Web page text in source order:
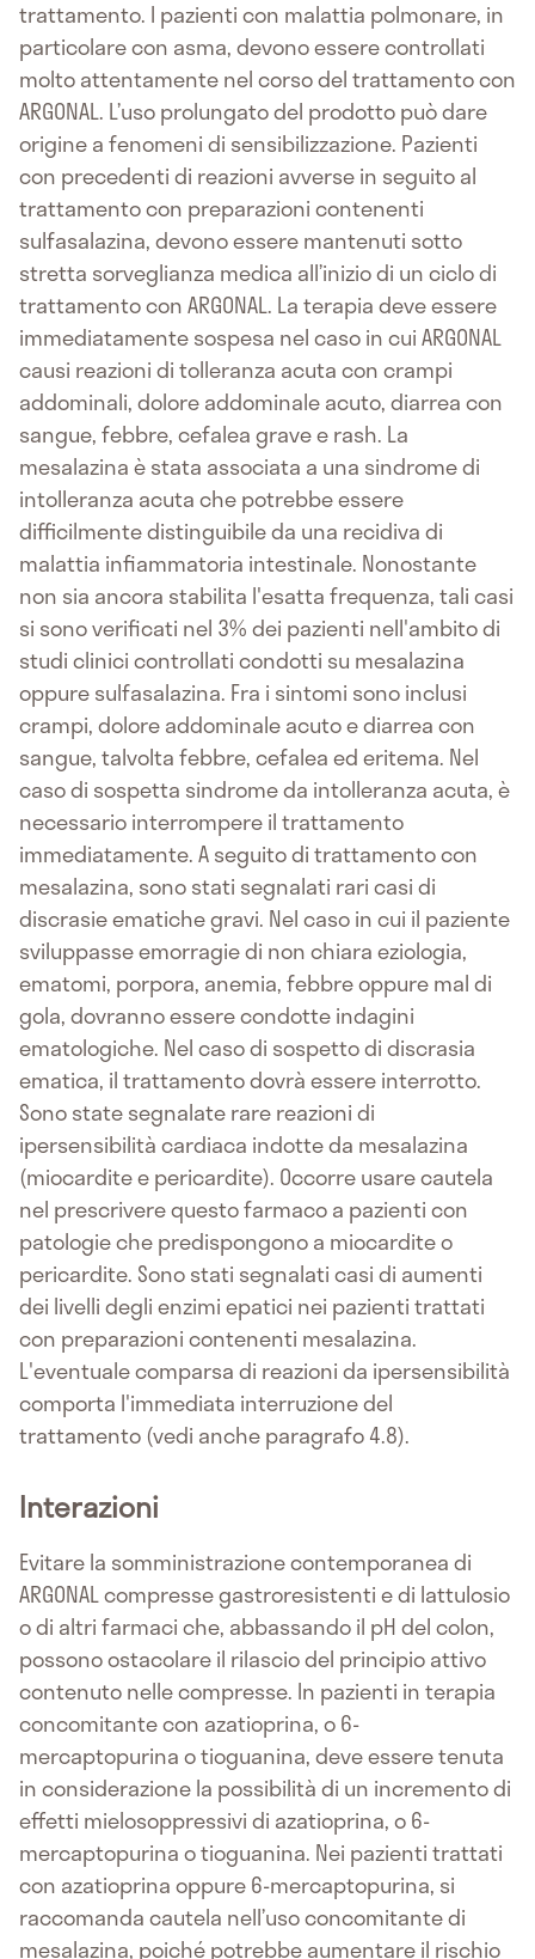
trattamento. I pazienti con malattia polmonare, in
particolare con asma, devono essere controllati
molto attentamente nel corso del trattamento con
ARGONAL. L’uso prolungato del prodotto può dare
origine a fenomeni di sensibilizzazione. Pazienti
con precedenti di reazioni avverse in seguito al
trattamento con preparazioni contenenti
sulfasalazina, devono essere mantenuti sotto
stretta sorveglianza medica all’inizio di un ciclo di
trattamento con ARGONAL. La terapia deve essere
immediatamente sospesa nel caso in cui ARGONAL
causi reazioni di tolleranza acuta con crampi
addominali, dolore addominale acuto, diarrea con
sangue, febbre, cefalea grave e rash. La
mesalazina è stata associata a una sindrome di
intolleranza acuta che potrebbe essere
difficilmente distinguibile da una recidiva di
malattia infiammatoria intestinale. Nonostante
non sia ancora stabilita l'esatta frequenza, tali casi
si sono verificati nel 3% dei pazienti nell'ambito di
studi clinici controllati condotti su mesalazina
oppure sulfasalazina. Fra i sintomi sono inclusi
crampi, dolore addominale acuto e diarrea con
sangue, talvolta febbre, cefalea ed eritema. Nel
caso di sospetta sindrome da intolleranza acuta, è
necessario interrompere il trattamento
immediatamente. A seguito di trattamento con
mesalazina, sono stati segnalati rari casi di
discrasie ematiche gravi. Nel caso in cui il paziente
sviluppasse emorragie di non chiara eziologia,
ematomi, porpora, anemia, febbre oppure mal di
gola, dovranno essere condotte indagini
ematologiche. Nel caso di sospetto di discrasia
ematica, il trattamento dovrà essere interrotto.
Sono state segnalate rare reazioni di
ipersensibilità cardiaca indotte da mesalazina
(miocardite e pericardite). Occorre usare cautela
nel prescrivere questo farmaco a pazienti con
patologie che predispongono a miocardite o
pericardite. Sono stati segnalati casi di aumenti
dei livelli degli enzimi epatici nei pazienti trattati
con preparazioni contenenti mesalazina.
L'eventuale comparsa di reazioni da ipersensibilità
comporta l'immediata interruzione del
trattamento (vedi anche paragrafo 4.8).
Interazioni
Evitare la somministrazione contemporanea di
ARGONAL compresse gastroresistenti e di lattulosio
o di altri farmaci che, abbassando il pH del colon,
possono ostacolare il rilascio del principio attivo
contenuto nelle compresse. In pazienti in terapia
concomitante con azatioprina, o 6-
mercaptopurina o tioguanina, deve essere tenuta
in considerazione la possibilità di un incremento di
effetti mielosoppressivi di azatioprina, o 6-
mercaptopurina o tioguanina. Nei pazienti trattati
con azatioprina oppure 6-mercaptopurina, si
raccomanda cautela nell’uso concomitante di
mesalazina, poiché potrebbe aumentare il rischio